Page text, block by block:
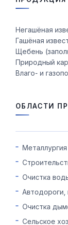
Негашёная
Гашёная
Щебень
Природный
Влаго- и
ОБЛАСТИ
Очистка
Автодороги,
Очистка
Сельское